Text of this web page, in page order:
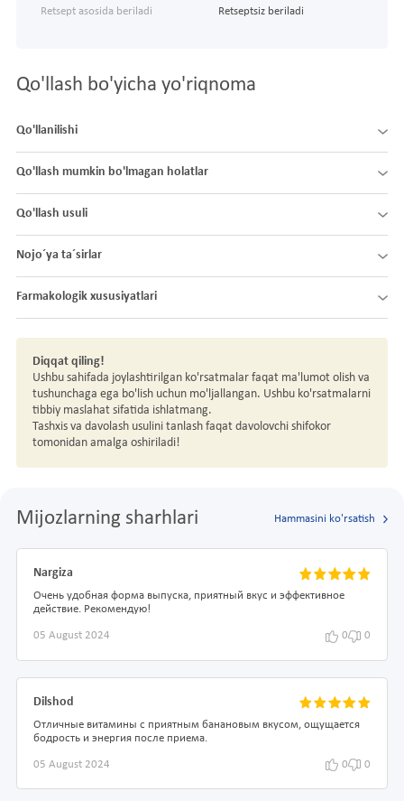
Retsept asosida beriladi Retseptsiz beriladi
Qo'llash bo'yicha yo'riqnoma
Qo'llanilishi
Qo'llash mumkin bo'lmagan holatlar
Qo'llash usuli
Nojo´ya ta´sirlar
Farmakologik xususiyatlari
Diqqat qiling!
Ushbu sahifada joylashtirilgan ko'rsatmalar faqat ma'lumot olish va
tushunchaga ega bo'lish uchun mo'ljallangan. Ushbu ko'rsatmalarni
tibbiy maslahat sifatida ishlatmang.
Tashxis va davolash usulini tanlash faqat davolovchi shifokor
tomonidan amalga oshiriladi!
Mijozlarning sharhlari Hammasini ko'rsatish
Nargiza
Очень удобная форма выпуска, приятный вкус и эффективное
действие. Рекомендую!
05 August 2024 0 0
Dilshod
Отличные витамины с приятным банановым вкусом, ощущается
бодрость и энергия после приема.
05 August 2024 0 0